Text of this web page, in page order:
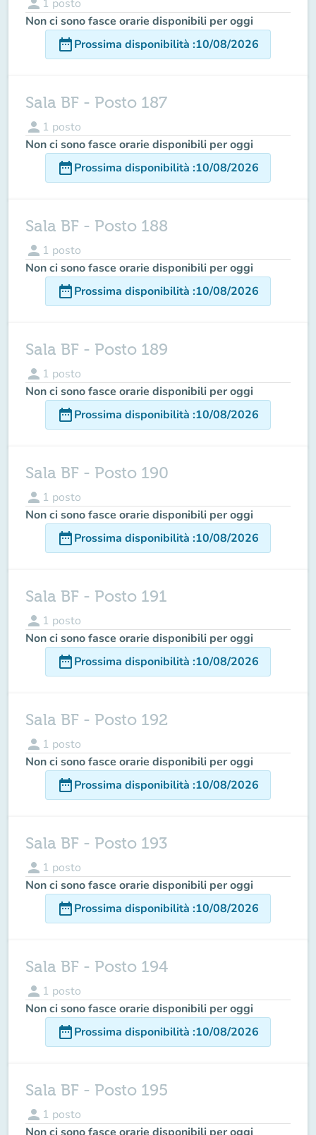
1 posto
Non ci sono fasce orarie disponibili per oggi
date_rangeProssima disponibilità :10/08/2026
Sala BF - Posto 187
person 1 posto
Non ci sono fasce orarie disponibili per oggi
date_rangeProssima disponibilità :10/08/2026
Sala BF - Posto 188
person 1 posto
Non ci sono fasce orarie disponibili per oggi
date_rangeProssima disponibilità :10/08/2026
Sala BF - Posto 189
person 1 posto
Non ci sono fasce orarie disponibili per oggi
date_rangeProssima disponibilità :10/08/2026
Sala BF - Posto 190
person 1 posto
Non ci sono fasce orarie disponibili per oggi
date_rangeProssima disponibilità :10/08/2026
Sala BF - Posto 191
person 1 posto
Non ci sono fasce orarie disponibili per oggi
date_rangeProssima disponibilità :10/08/2026
Sala BF - Posto 192
person 1 posto
Non ci sono fasce orarie disponibili per oggi
date_rangeProssima disponibilità :10/08/2026
Sala BF - Posto 193
person 1 posto
Non ci sono fasce orarie disponibili per oggi
date_rangeProssima disponibilità :10/08/2026
Sala BF - Posto 194
person 1 posto
Non ci sono fasce orarie disponibili per oggi
date_rangeProssima disponibilità :10/08/2026
Sala BF - Posto 195
person 1 posto